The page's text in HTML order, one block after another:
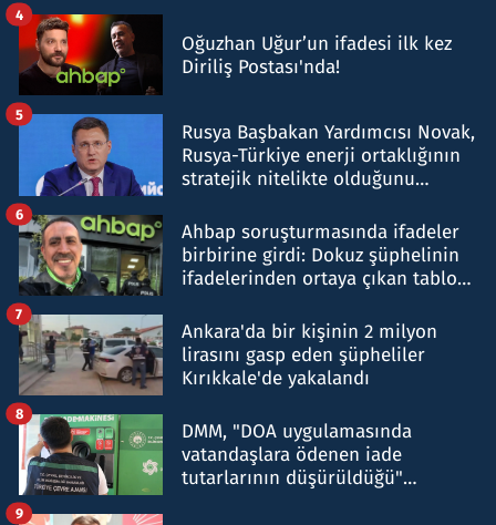
Oğuzhan Uğur’un ifadesi ilk kez
Diriliş Postası'nda!
4
Rusya Başbakan Yardımcısı Novak,
Rusya-Türkiye enerji ortaklığının
stratejik nitelikte olduğunu
5
Ahbap soruşturmasında ifadeler
birbirine girdi: Dokuz şüphelinin
ifadelerinden ortaya çıkan tablo
6
Ankara'da bir kişinin 2 milyon
lirasını gasp eden şüpheliler
Kırıkkale'de yakalandı
7
DMM, "DOA uygulamasında
vatandaşlara ödenen iade
tutarlarının düşürüldüğü"
8
9